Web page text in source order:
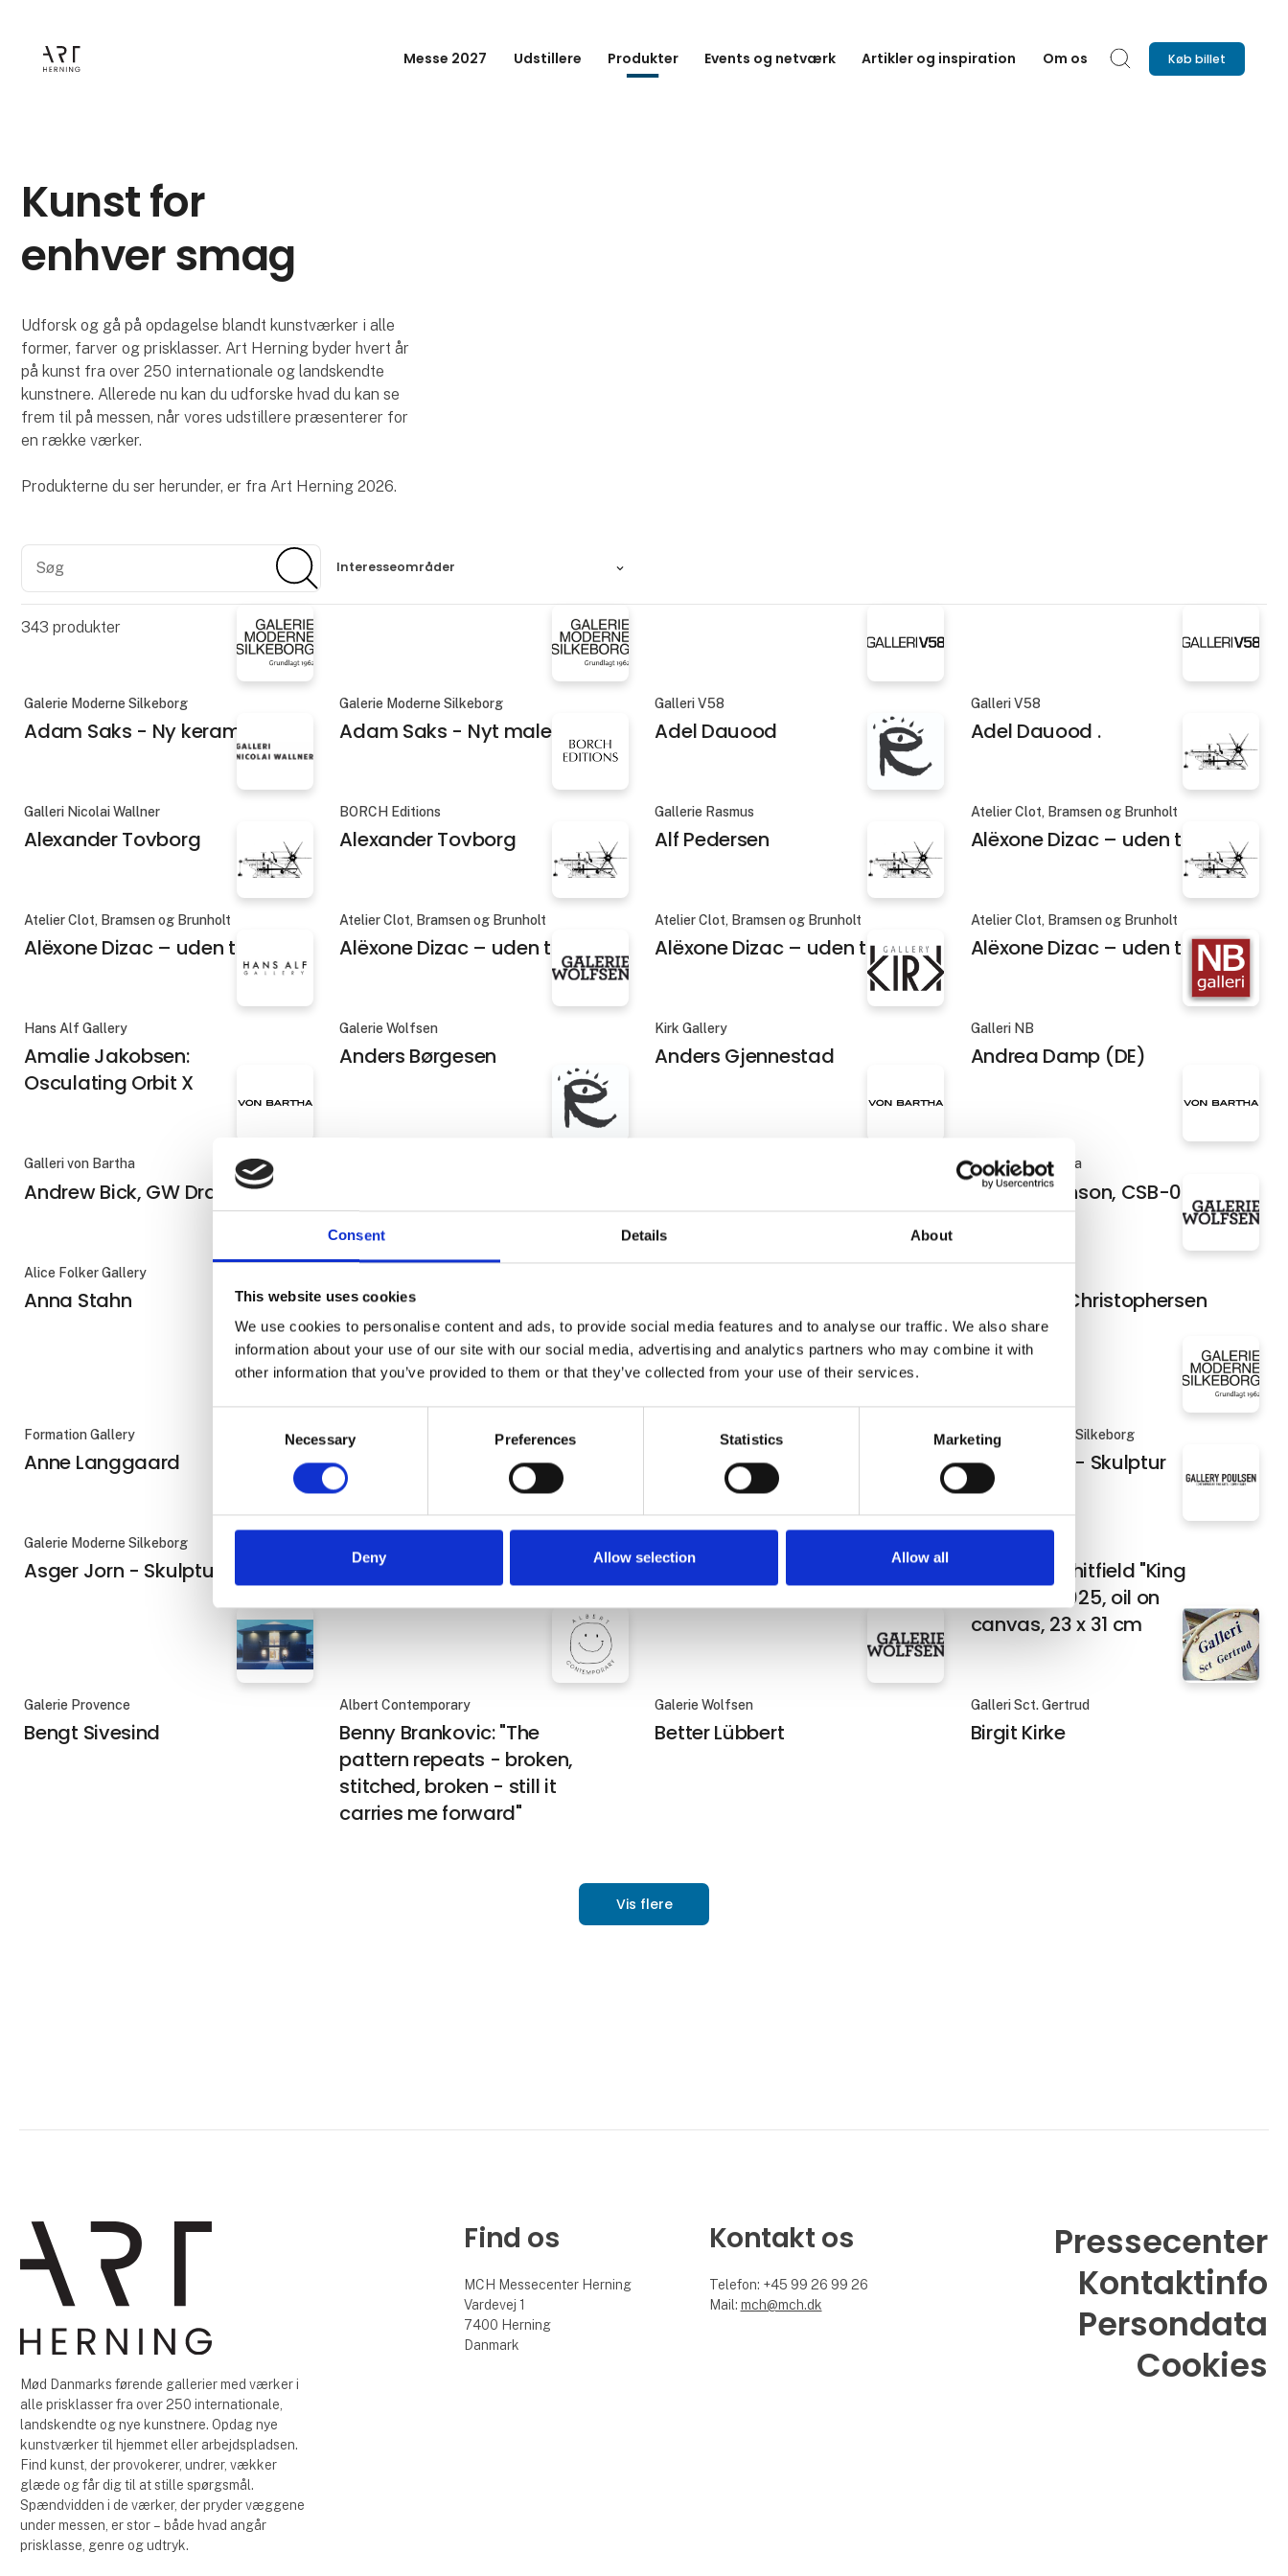
Consent Details About
This website uses cookies
We use cookies to personalise content and ads, to provide social media features and to analyse our traffic. We also share
information about your use of our site with our social media, advertising and analytics partners who may combine it with
other information that you’ve provided to them or that they’ve collected from your use of their services.
Necessary Preferences Statistics Marketing
Deny Allow selection Allow all
Messe 2027 Udstillere Produkter Events og netværk Artikler og inspiration Om os Søg Køb billet
Kunst for
enhver smag
Udforsk og gå på opdagelse blandt kunstværker i alle
former, farver og prisklasser. Art Herning byder hvert år
på kunst fra over 250 internationale og landskendte
kunstnere. Allerede nu kan du udforske hvad du kan se
frem til på messen, når vores udstillere præsenterer for
en række værker.
Produkterne du ser herunder, er fra Art Herning 2026.
Søg
Interesseområder
343 produkter
Galerie Moderne Silkeborg
Adam Saks - Ny keramik
Galerie Moderne Silkeborg
Adam Saks - Nyt maleri
Galleri V58
Adel Dauood
Galleri V58
Adel Dauood .
Galleri Nicolai Wallner
Alexander Tovborg
BORCH Editions
Alexander Tovborg
Gallerie Rasmus
Alf Pedersen
Atelier Clot, Bramsen og Brunholt
Alëxone Dizac – uden titel 3
Atelier Clot, Bramsen og Brunholt
Alëxone Dizac – uden titel 4
Atelier Clot, Bramsen og Brunholt
Alëxone Dizac – uden titel 5
Atelier Clot, Bramsen og Brunholt
Alëxone Dizac – uden titel 6
Atelier Clot, Bramsen og Brunholt
Alëxone Dizac – uden titel 7
Hans Alf Gallery
Amalie Jakobsen:
Osculating Orbit X
Galerie Wolfsen
Anders Børgesen
Kirk Gallery
Anders Gjennestad
Galleri NB
Andrea Damp (DE)
Galleri von Bartha
Andrew Bick, GW Drawing
Galleri von Bartha
Anna Dickinson, CSB-02
Alice Folker Gallery
Anna Stahn Anne Brérot
November Sun" 2025, oil on
linen, 56 x 71 cm
Anne Juul Christophersen
Formation Gallery
Anne Langgaard
Gallerie Rasmus
Artigasplanas
Alice Folker Gallery
Asger Harbou Gjerdevik
Galerie Moderne Silkeborg
Asger Jorn - Skulptur
Galerie Moderne Silkeborg
Asger Jorn - Skulptur Astri Luihn Barbara Morin
Barnaby Whitfield "King
James I" 2025, oil on
canvas, 23 x 31 cm
Galerie Provence
Bengt Sivesind
Albert Contemporary
Benny Brankovic: "The
pattern repeats - broken,
stitched, broken - still it
carries me forward"
Galerie Wolfsen
Better Lübbert
Galleri Sct. Gertrud
Birgit Kirke
Vis flere
Mød Danmarks førende gallerier med værker i
alle prisklasser fra over 250 internationale,
landskendte og nye kunstnere. Opdag nye
kunstværker til hjemmet eller arbejdspladsen.
Find kunst, der provokerer, undrer, vækker
glæde og får dig til at stille spørgsmål.
Spændvidden i de værker, der pryder væggene
under messen, er stor – både hvad angår
prisklasse, genre og udtryk.
Find os
MCH Messecenter Herning
Vardevej 1
7400 Herning
Danmark
Kontakt os
Telefon: +45 99 26 99 26
Mail: mch@mch.dk
Pressecenter
Kontaktinfo
Persondata
Cookies